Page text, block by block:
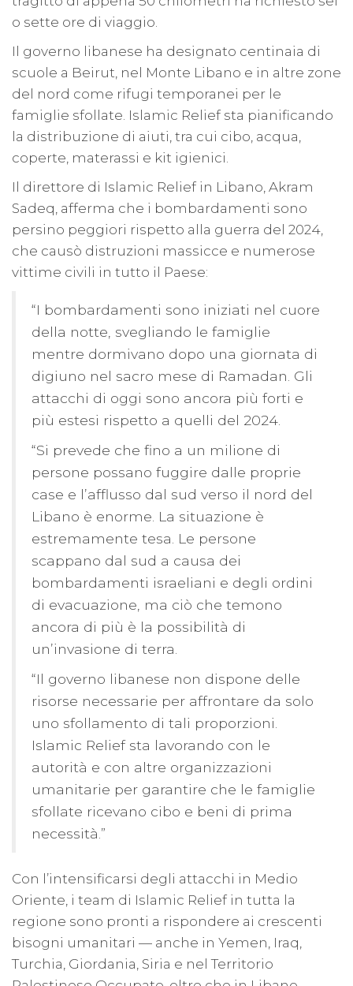
o sette ore di viaggio.
Il governo libanese ha designato centinaia di
scuole a Beirut, nel Monte Libano e in altre zone
del nord come rifugi temporanei per le
famiglie sfollate. Islamic Relief sta pianificando
la distribuzione di aiuti, tra cui cibo, acqua,
coperte, materassi e kit igienici.
Il direttore di Islamic Relief in Libano, Akram
Sadeq, afferma che i bombardamenti sono
persino peggiori rispetto alla guerra del 2024,
che causò distruzioni massicce e numerose
vittime civili in tutto il Paese:
“I bombardamenti sono iniziati nel cuore
della notte, svegliando le famiglie
mentre dormivano dopo una giornata di
digiuno nel sacro mese di Ramadan. Gli
attacchi di oggi sono ancora più forti e
più estesi rispetto a quelli del 2024.
“Si prevede che fino a un milione di
persone possano fuggire dalle proprie
case e l’afflusso dal sud verso il nord del
Libano è enorme. La situazione è
estremamente tesa. Le persone
scappano dal sud a causa dei
bombardamenti israeliani e degli ordini
di evacuazione, ma ciò che temono
ancora di più è la possibilità di
un’invasione di terra.
“Il governo libanese non dispone delle
risorse necessarie per affrontare da solo
uno sfollamento di tali proporzioni.
Islamic Relief sta lavorando con le
autorità e con altre organizzazioni
umanitarie per garantire che le famiglie
sfollate ricevano cibo e beni di prima
necessità.”
Con l’intensificarsi degli attacchi in Medio
Oriente, i team di Islamic Relief in tutta la
regione sono pronti a rispondere ai crescenti
bisogni umanitari — anche in Yemen, Iraq,
Turchia, Giordania, Siria e nel Territorio